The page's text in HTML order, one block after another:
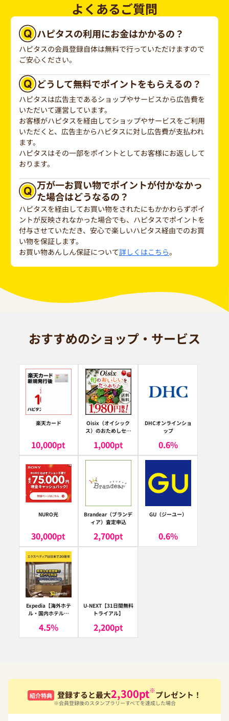
よくあるご質問
ハピタスの利用にお金はかかるの？
ハピタスの会員登録自体は無料で行っていただけますので
ご安心ください。
どうして無料でポイントをもらえるの？
ハピタスは広告主であるショップやサービスから広告費を
いただいて運営しています。
お客様がハピタスを経由してショップやサービスをご利用
いただくと、広告主からハピタスに対し広告費が支払われ
ます。
ハピタスはその一部をポイントとしてお客様にお返しして
おります。
万が一お買い物でポイントが付かなかっ
た場合はどうなるの？
ハピタスを経由してお買い物をされたにもかかわらずポイ
ントが反映されなかった場合でも、ハピタスでポイントを
付与させていただき、安心で楽しいハピタス経由でのお買
い物を保証します。
お買い物あんしん保証について詳しくはこちら。
おすすめのショップ・サービス
楽天カード
10,000pt
Oisix（オイシック
ス）のおためしセッ
1,000pt
DHCオンラインショ
ップ
0.6%
NURO光
30,000pt
Brandear（ブランデ
ィア）査定申込
2,700pt
GU（ジーユー）
0.6%
Expedia【海外ホテ
ル・国内ホテル予
ア）
4.5%
U-NEXT【31日間無料
トライアル】
2,200pt
紹介特典 登録すると最大2,300pt※プレゼント！
※会員登録後のスタンプラリーすべてを達成した場合